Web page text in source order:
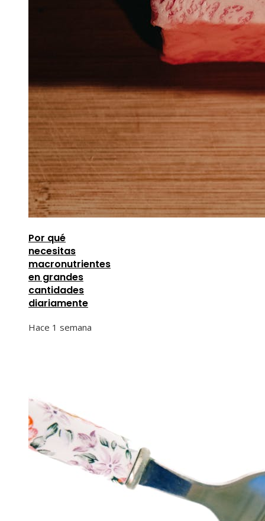
Por qué
necesitas
macronutrientes
en grandes
cantidades
diariamente
Hace 1 semana